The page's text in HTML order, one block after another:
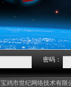
密码：
宝鸡市世纪网络技术有限